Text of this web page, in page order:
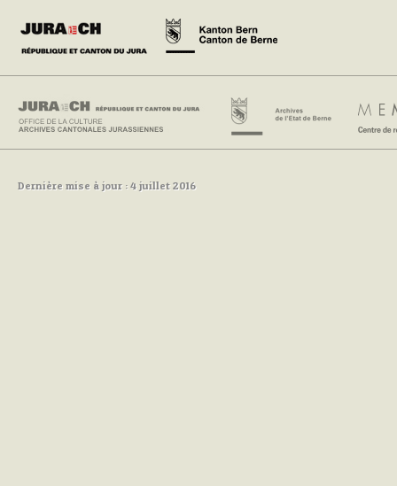
Dernière mise à jour : 4 juillet 2016